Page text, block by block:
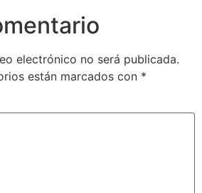
electrónico no será publicada.
están marcados con *